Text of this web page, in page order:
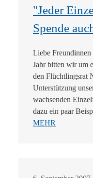
"Jeder
Spende
Liebe Freundinnen
Jahr bitten wir um
den Flüchtlingsrat
Unterstützung
wachsenden
dazu ein paar
MEHR